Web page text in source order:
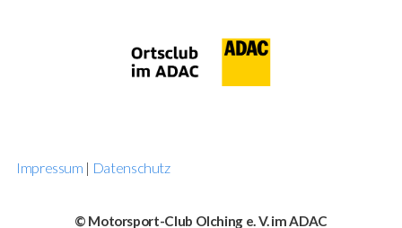
Impressum | Datenschutz
© Motorsport-Club Olching e. V. im ADAC